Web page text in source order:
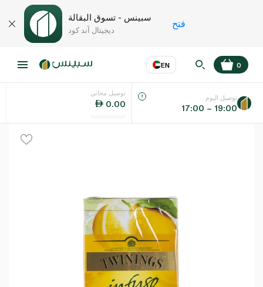
سبينس - تسوق البقالة
ديجيتال آند كود
فتح
EN
اللغة عر
0
توصيل مجاني
0.00
توصيل اليوم
17:00 – 19:00